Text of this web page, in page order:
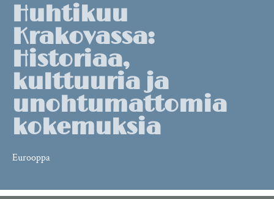
Eurooppa
Huhtikuu
Krakovassa:
Historiaa,
kulttuuria ja
unohtumattomia
kokemuksia